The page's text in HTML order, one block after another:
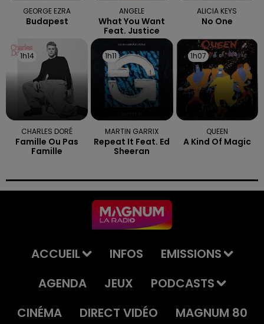
GEORGE EZRA
Budapest
ANGELE
What You Want
Feat. Justice
ALICIA KEYS
No One
1h14
1h14
CHARLES DORÉ
Famille Ou Pas
Famille
1h11
1h11
MARTIN GARRIX
Repeat It Feat. Ed
Sheeran
1h07
1h07
QUEEN
A Kind Of Magic
ACCUEIL INFOS
EMISSIONS
AGENDA
JEUX
PODCASTS
CINÉMA
DIRECT VIDÉO MAGNUM 80